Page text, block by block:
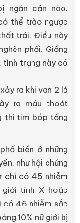
ngăn cản nào.
thể trào ngược
trái. Điều này
phổi. Giống
tình trạng này có
ra khi van 2 lá
ra máu thoát
thì tim bóp tống
biến ở những
như hội chứng
chỉ có 45 nhiễm
tính X hoặc
có 46 nhiễm sắc
10% nữ giới bị